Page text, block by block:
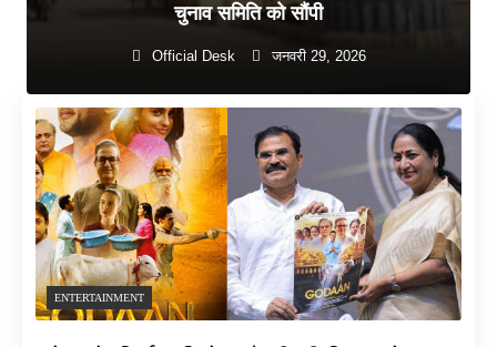
चुनाव समिति को सौंपी
Official Desk जनवरी 29, 2026
ENTERTAINMENT